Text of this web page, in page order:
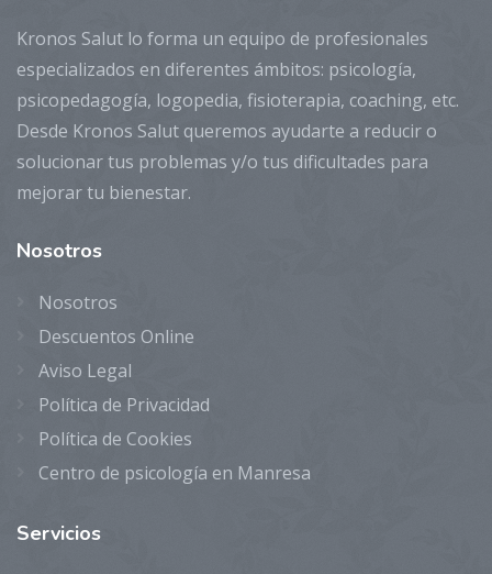
Kronos Salut lo forma un equipo de profesionales
especializados en diferentes ámbitos: psicología,
psicopedagogía, logopedia, fisioterapia, coaching, etc.
Desde Kronos Salut queremos ayudarte a reducir o
solucionar tus problemas y/o tus dificultades para
mejorar tu bienestar.
Nosotros
Nosotros
Descuentos Online
Aviso Legal
Política de Privacidad
Política de Cookies
Centro de psicología en Manresa
Servicios